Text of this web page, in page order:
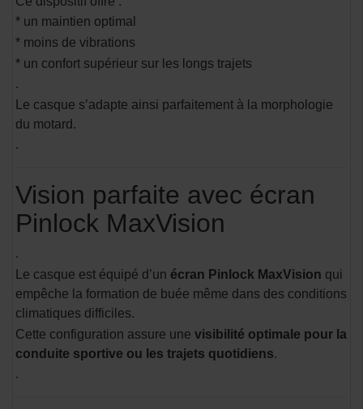
* un maintien optimal
* moins de vibrations
* un confort supérieur sur les longs trajets
.
Le casque s’adapte ainsi parfaitement à la morphologie
du motard.
.
Vision parfaite avec écran
Pinlock MaxVision
.
Le casque est équipé d’un écran Pinlock MaxVision qui
empêche la formation de buée même dans des conditions
climatiques difficiles.
Cette configuration assure une visibilité optimale pour la
conduite sportive ou les trajets quotidiens.
.